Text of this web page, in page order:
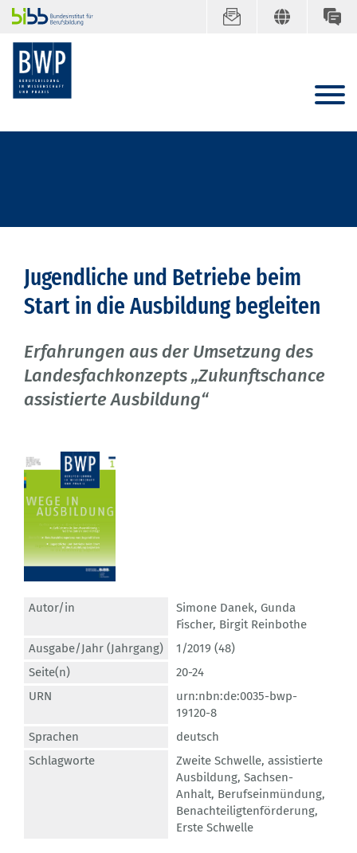
Jugendliche und Betriebe beim
Start in die Ausbildung begleiten
Erfahrungen aus der Umsetzung des
Landesfachkonzepts „Zukunftschance
assistierte Ausbildung“
Autor/in Simone Danek, Gunda
Fischer, Birgit Reinbothe
Ausgabe/Jahr (Jahrgang)
1/2019 (48)
Seite(n)
20-24
URN
urn:nbn:de:0035-bwp-
19120-8
Sprachen
deutsch
Schlagworte
Zweite Schwelle, assistierte
Ausbildung, Sachsen-
Anhalt, Berufseinmündung,
Benachteiligtenförderung,
Erste Schwelle